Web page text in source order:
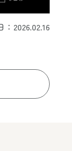
：2026.02.16